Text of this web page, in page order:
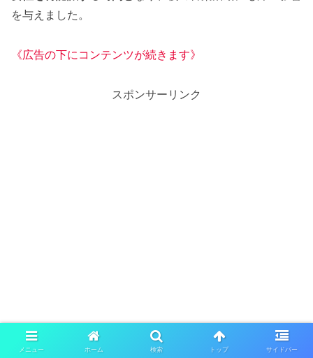
を与えました。
《広告の下にコンテンツが続きます》
スポンサーリンク
メニュー ホーム 検索 トップ サイドバー